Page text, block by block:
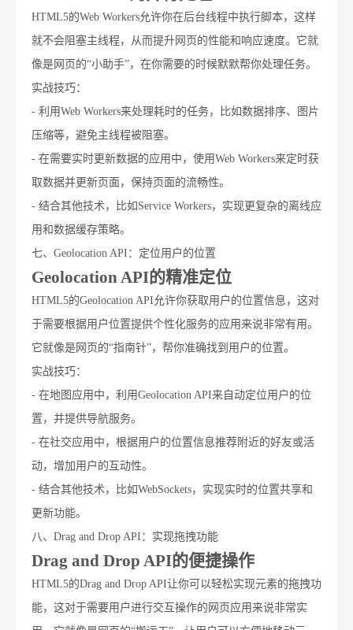
HTML5的Web Workers允许你在后台线程中执行脚本，这样
就不会阻塞主线程，从而提升网页的性能和响应速度。它就
像是网页的“小助手”，在你需要的时候默默帮你处理任务。
实战技巧：
- 利用Web Workers来处理耗时的任务，比如数据排序、图片
压缩等，避免主线程被阻塞。
- 在需要实时更新数据的应用中，使用Web Workers来定时获
取数据并更新页面，保持页面的流畅性。
- 结合其他技术，比如Service Workers，实现更复杂的离线应
用和数据缓存策略。
七、Geolocation API：定位用户的位置
Geolocation API的精准定位
HTML5的Geolocation API允许你获取用户的位置信息，这对
于需要根据用户位置提供个性化服务的应用来说非常有用。
它就像是网页的“指南针”，帮你准确找到用户的位置。
实战技巧：
- 在地图应用中，利用Geolocation API来自动定位用户的位
置，并提供导航服务。
- 在社交应用中，根据用户的位置信息推荐附近的好友或活
动，增加用户的互动性。
- 结合其他技术，比如WebSockets，实现实时的位置共享和
更新功能。
八、Drag and Drop API：实现拖拽功能
Drag and Drop API的便捷操作
HTML5的Drag and Drop API让你可以轻松实现元素的拖拽功
能，这对于需要用户进行交互操作的网页应用来说非常实